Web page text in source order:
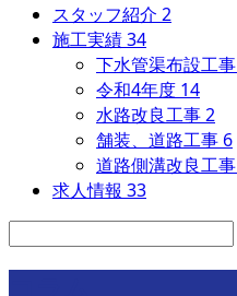
スタッフ紹介 2
施工実績34
下水管渠布設工事
令和4年度 14
水路改良工事2
舗装、道路工事 6
道路側溝改良工事
求人情報 33